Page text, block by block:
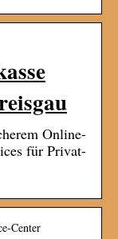
Online-
für Privat-
Center